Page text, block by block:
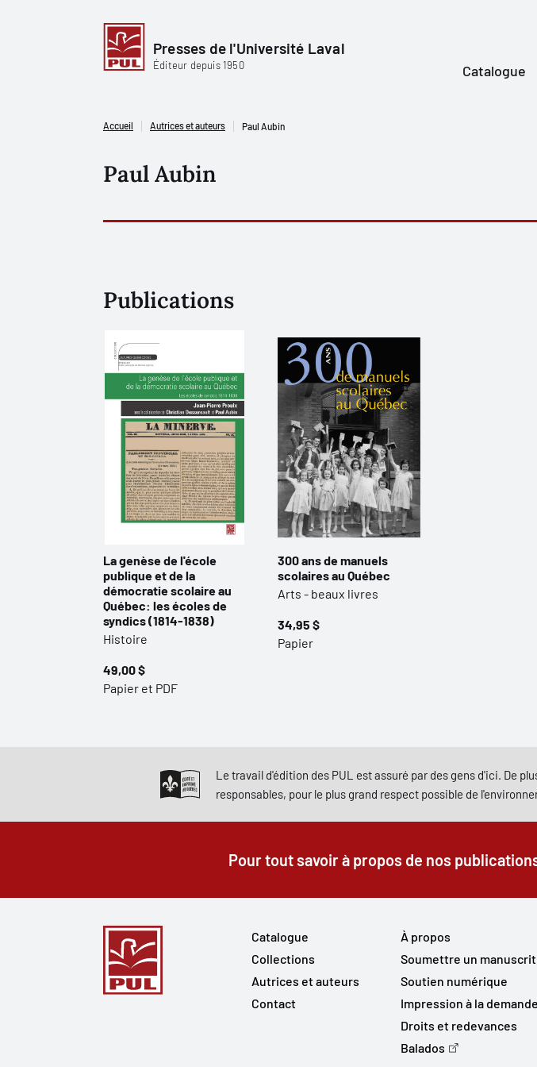
Presses de l'Université Laval
Éditeur depuis 1950 Catalogue
Accueil Autrices et auteurs Paul Aubin
Paul Aubin
Publications
La genèse de l'école
publique et de la
démocratie scolaire au
Québec: les écoles de
syndics (1814-1838)
Histoire
49,00 $
Papier et PDF
300 ans de manuels
scolaires au Québec
Arts - beaux livres
34,95 $
Papier
Le travail d'édition des PUL est assuré par des gens d'ici. De
responsables, pour le plus grand respect possible de
Pour tout savoir à propos de nos
Catalogue
Collections
Autrices et auteurs
Contact
À propos
Soumettre un manuscrit
Soutien numérique
Impression à la demande
Droits et redevances
Balados